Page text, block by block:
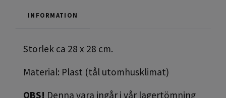
INFORMATION
Storlek ca 28 x 28 cm.
Material: Plast (tål utomhusklimat)
OBS! Denna vara ingår i vår lagertömning